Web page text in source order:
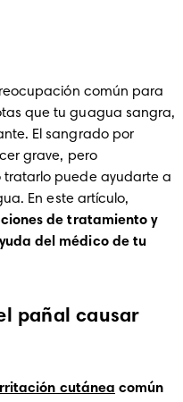
común para
que tu guagua sangra,
El sangrado por
grave, pero
puede ayudarte a
de tratamiento y
del médico de tu
pañal causar
cutánea común